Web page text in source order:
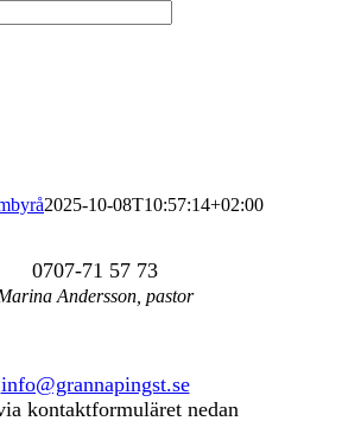
2025-10-08T10:57:14+02:00
0707-71 57 73
Andersson, pastor
info@grannapingst.se
kontaktformuläret nedan